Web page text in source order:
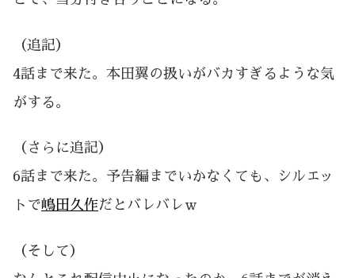
（追記）
4話まで来た。本田翼の扱いがバカすぎるような気
がする。
（さらに追記）
6話まで来た。予告編までいかなくても、シルエッ
トで嶋田久作だとバレバレｗ
（そして）